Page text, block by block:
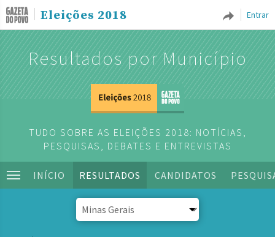
Entrar
Eleições 2018
Resultados por Município
TUDO SOBRE AS ELEIÇÕES 2018: NOTÍCIAS,
PESQUISAS, DEBATES E ENTREVISTAS
INÍCIO RESULTADOS CANDIDATOS